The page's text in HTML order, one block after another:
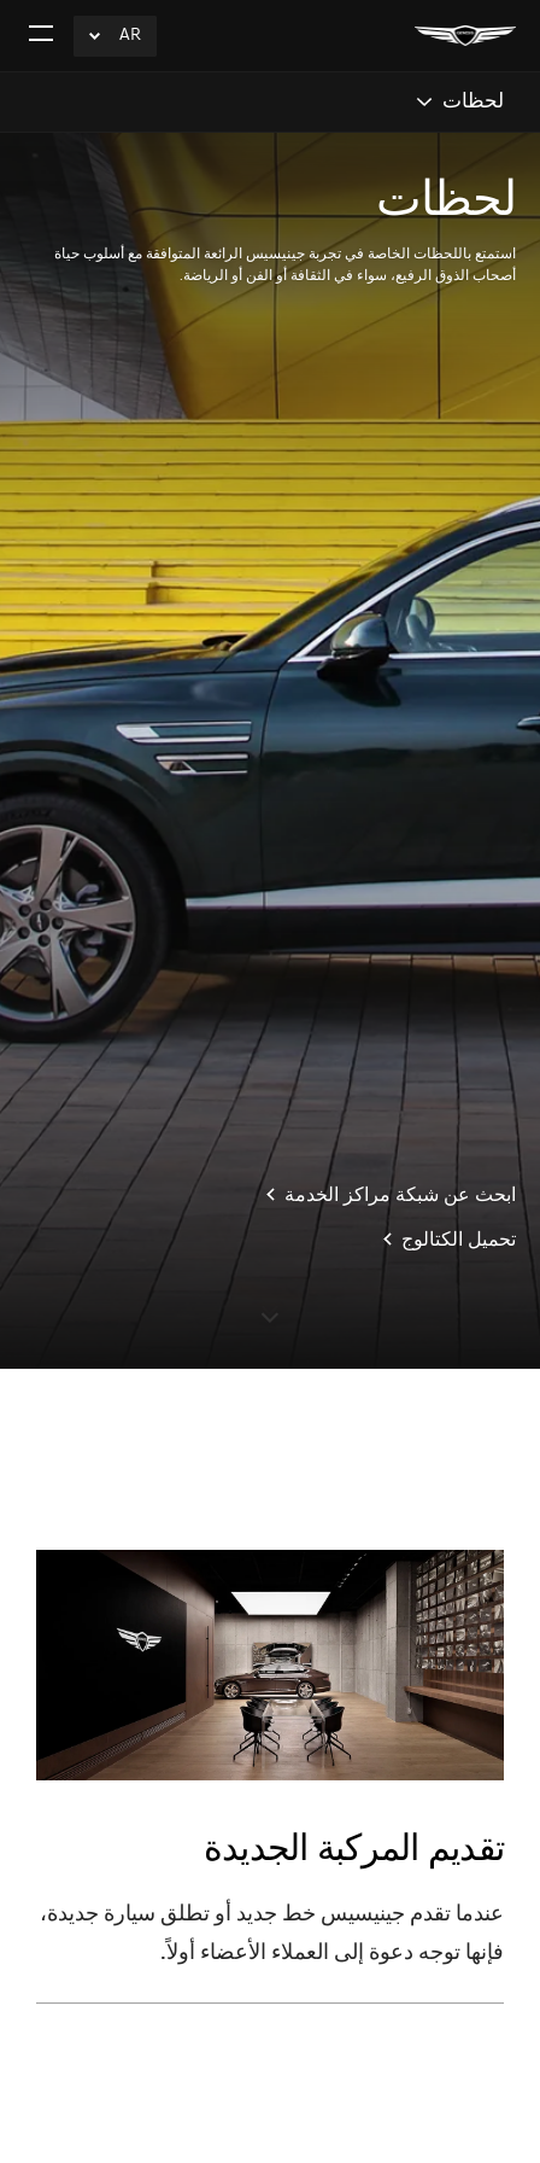
AR
click
افتح
لحظات
لحظات
استمتع باللحظات الخاصة في تجربة جينيسيس الرائعة المتوافقة مع أسلوب حياة
أصحاب الذوق الرفيع، سواء في الثقافة أو الفن أو الرياضة.
ابحث عن شبكة مراكز الخدمة
تحميل الكتالوج
S
c
o
l
l
o
w
تقديم المركبة الجديدة
عندما تقدم جينيسيس خط جديد أو تطلق سيارة جديدة،
فإنها توجه دعوة إلى العملاء الأعضاء أولاً.